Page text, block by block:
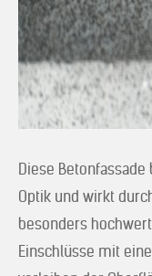
Diese
Optik und wirkt
besonders
Einschlüsse mit